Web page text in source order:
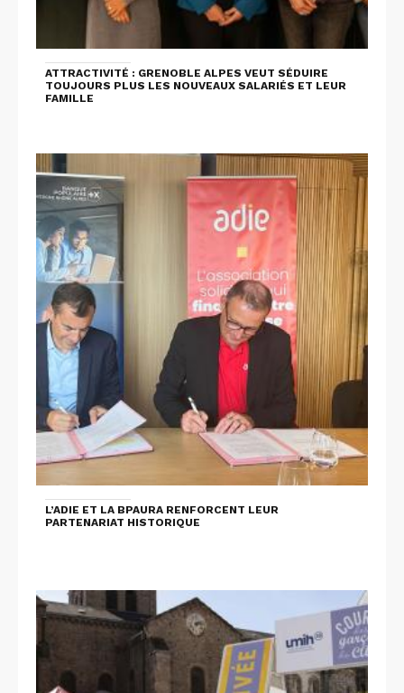
ATTRACTIVITÉ : GRENOBLE ALPES VEUT SÉDUIRE
TOUJOURS PLUS LES NOUVEAUX SALARIÉS ET LEUR
FAMILLE
L’ADIE ET LA BPAURA RENFORCENT LEUR
PARTENARIAT HISTORIQUE